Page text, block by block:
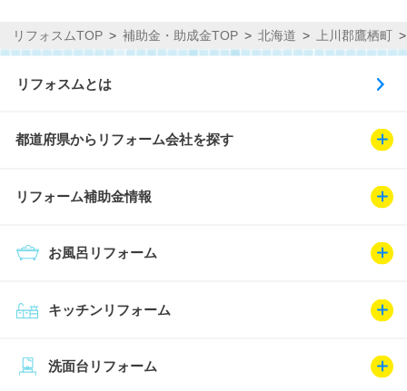
リフォスムTOP 補助金・助成金TOP 北海道 上川郡鷹栖町
リフォスムとは
都道府県からリフォーム会社を探す
リフォーム補助金情報
キッチンリフォーム
お風呂リフォーム
洗面台リフォーム